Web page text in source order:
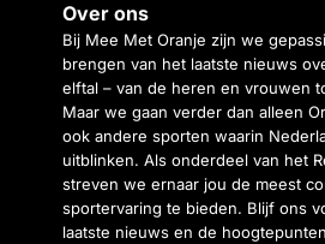
Over ons
Bij Mee Met Oranje zijn we
brengen van het laatste nieuws
elftal – van de heren en vrouwen
Maar we gaan verder dan alleen
ook andere sporten waarin
uitblinken. Als onderdeel van het
streven we ernaar jou de meest
sportervaring te bieden. Blijf ons
laatste nieuws en de